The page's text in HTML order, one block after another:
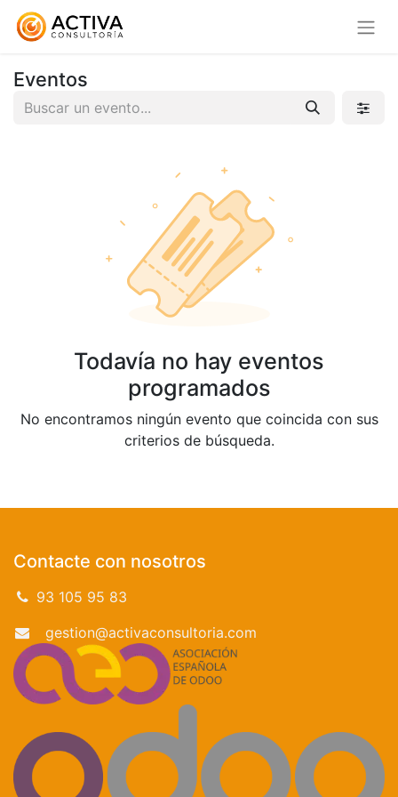
Eventos
Todavía no hay eventos
programados
No encontramos ningún evento que coincida con sus
criterios de búsqueda.
Contacte con nosotros
93 105 95 83
gestion@activaconsultoria.com